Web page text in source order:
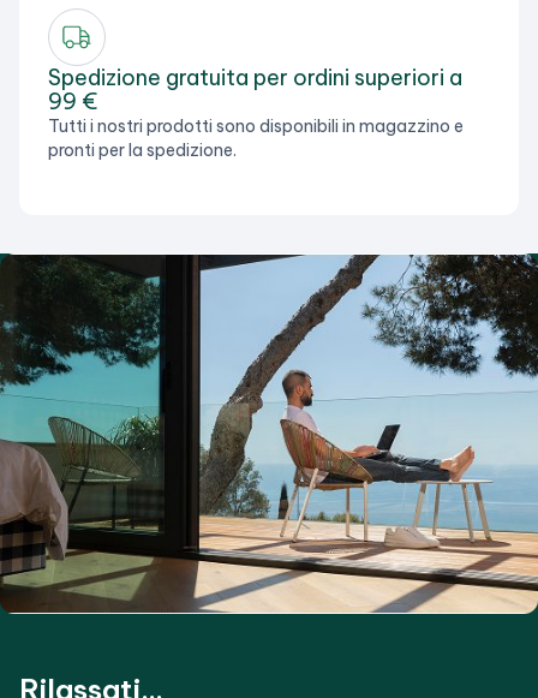
Spedizione gratuita per ordini superiori a
99 €
Tutti i nostri prodotti sono disponibili in magazzino e
pronti per la spedizione.
Rilassati...